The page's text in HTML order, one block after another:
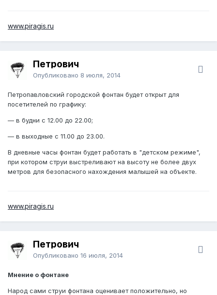
www.piragis.ru
Петрович
Опубликовано 8 июля, 2014
Петропавловский городской фонтан будет открыт для
посетителей по графику:
— в будни с 12.00 до 22.00;
— в выходные с 11.00 до 23.00.
В дневные часы фонтан будет работать в "детском режиме",
при котором струи выстреливают на высоту не более двух
метров для безопасного нахождения малышей на объекте.
www.piragis.ru
Петрович
Опубликовано 16 июля, 2014
Мнение о фонтане
Народ сами струи фонтана оценивает положительно, но